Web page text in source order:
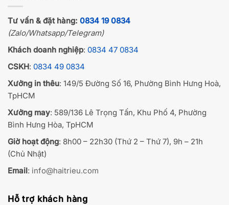
Tư vấn & đặt hàng: 0834 19 0834
(Zalo/Whatsapp/Telegram)
Khách doanh nghiệp: 0834 47 0834
CSKH: 0834 49 0834
Xưởng in thêu: 149/5 Đường Số 16, Phường Bình Hưng Hoà,
TpHCM
Xưởng may: 589/136 Lê Trọng Tấn, Khu Phố 4, Phường
Bình Hưng Hòa, TpHCM
Giờ hoạt động: 8h00 – 22h30 (Thứ 2 – Thứ 7), 9h – 21h
(Chủ Nhật)
Email: info@haitrieu.com
Hỗ trợ khách hàng